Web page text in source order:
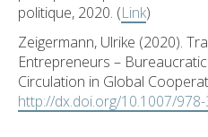
politique, 2020. (Link)
Zeigermann, Ulrike (2020).
Entrepreneurs –
Circulation in Global
http://dx.doi.org/10.1007/